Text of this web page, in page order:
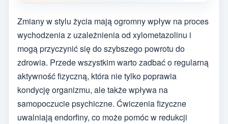
Zmiany w stylu życia mają ogromny wpływ na proces
wychodzenia z uzależnienia od xylometazolinu i
mogą przyczynić się do szybszego powrotu do
zdrowia. Przede wszystkim warto zadbać o regularną
aktywność fizyczną, która nie tylko poprawia
kondycję organizmu, ale także wpływa na
samopoczucie psychiczne. Ćwiczenia fizyczne
uwalniają endorfiny, co może pomóc w redukcji